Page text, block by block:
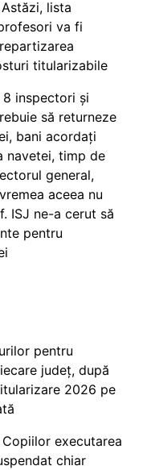
lista
va fi
titularizabile
8 inspectori și
să returneze
bani acordați
navetei, timp de
general,
aceea nu
ISJ ne-a cerut să
pentru
pentru
județ, după
2026 pe
executarea
chiar